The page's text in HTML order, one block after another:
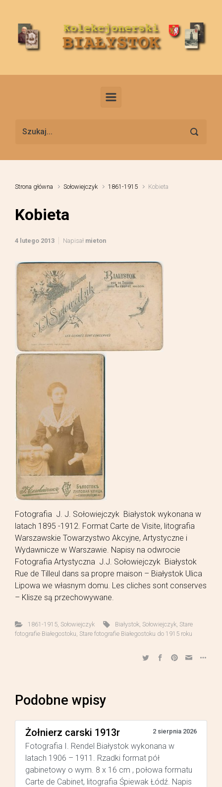
Strona główna Sołowiejczyk 1861-1915 Kobieta
Kobieta
4 lutego 2013 Napisał mieton
Fotografia J. J. Sołowiejczyk Białystok wykonana w
latach 1895 -1912. Format Carte de Visite, litografia
Warszawskie Towarzystwo Akcyjne, Artystyczne i
Wydawnicze w Warszawie. Napisy na odwrocie
Fotografia Artystyczna J.J. Sołowiejczyk Białystok
Rue de Tilleul dans sa propre maison – Białystok Ulica
Lipowa we własnym domu. Les cliches sont conserves
– Klisze są przechowywane.
1861-1915, Sołowiejczyk Białystok Sołowiejczyk Stare
fotografie Białegostoku Stare fotografie Białegostoku do 1915 roku
Podobne wpisy
Żołnierz carski 1913r 2 sierpnia 2026
Fotografia I. Rendel Białystok wykonana w
latach 1906 – 1911. Rzadki format pół
gabinetowy o wym. 8 x 16 cm , połowa formatu
Carte de Cabinet, litografia Śpiewak Łódź. Napis